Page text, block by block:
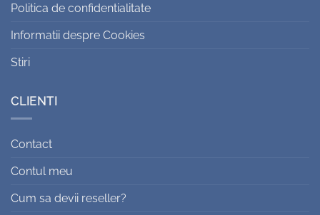
Politica de confidentialitate
Informatii despre Cookies
Stiri
CLIENTI
Contact
Contul meu
Cum sa devii reseller?